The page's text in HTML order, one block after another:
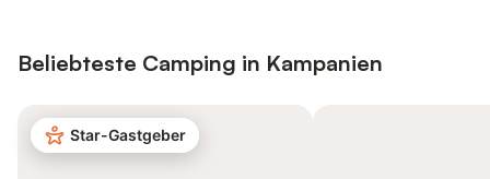
Beliebteste Camping in Kampanien
Star-Gastgeber